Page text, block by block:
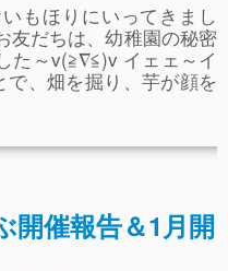
もほりにいってきまし
友だちは、幼稚園の秘密
た～v(≧∇≦)v イェェ～イ
、畑を掘り、芋が顔を
開催報告＆1月開